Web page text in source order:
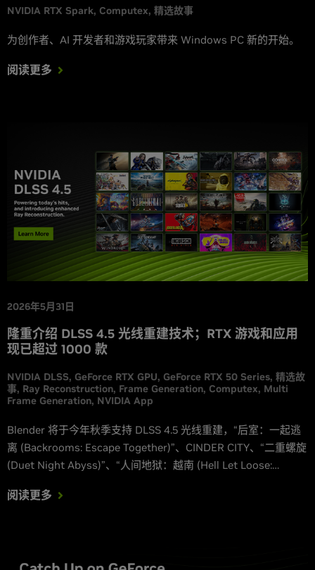
NVIDIA RTX Spark Computex 精选故事
为创作者、AI 开发者和游戏玩家带来 Windows PC 新的开始。
阅读更多
2026年5月31日
隆重介绍 DLSS 4.5 光线重建技术；RTX 游戏和应用
现已超过 1000 款
NVIDIA DLSS GeForce RTX GPU GeForce RTX 50 Series 精选故
事 Ray Reconstruction Frame Generation Computex Multi
Frame Generation NVIDIA App
Blender 将于今年秋季支持 DLSS 4.5 光线重建，“后室：一起逃
离 (Backrooms: Escape Together)”、CINDER CITY、“二重螺旋
(Duet Night Abyss)”、“人间地狱：越南 (Hell Let Loose:
Beyond)”、“漫威争锋 (Marvel Rivals)”、“永劫无间 (NARAKA:
阅读更多